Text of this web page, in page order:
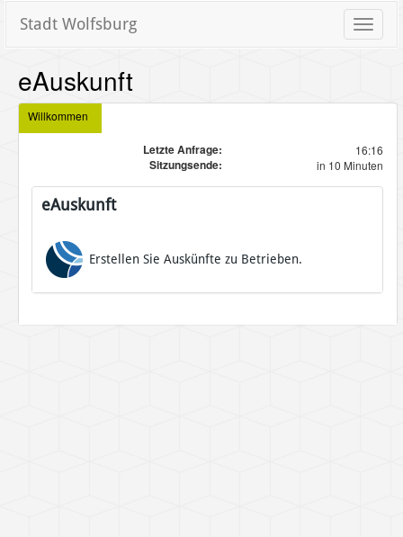
Toggle
Stadt Wolfsburg
eAuskunft
Willkommen
Letzte Anfrage: 16:16
Sitzungsende: in 10 Minuten
eAuskunft
Erstellen Sie Auskünfte zu Betrieben.